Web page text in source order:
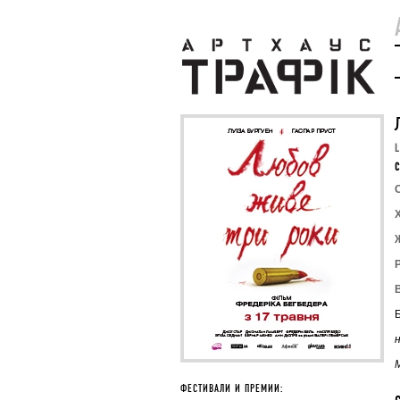
ФЕСТИВАЛИ И ПРЕМИИ: